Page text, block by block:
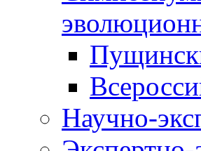
Научно-